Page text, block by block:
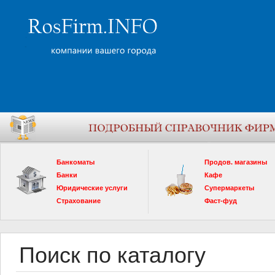
Банкоматы
Банки
Юридические услуги
Страхование
Продов. магазины
Кафе
Супермаркеты
Фаст-фуд
Поиск по каталогу